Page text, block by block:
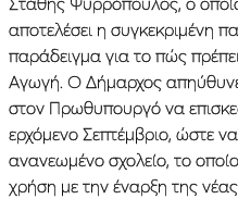
αποτελέσει η συγκεκριμένη
παράδειγμα για το πώς
Αγωγή. Ο Δήμαρχος
στον Πρωθυπουργό να
ερχόμενο Σεπτέμβριο, ώστε
ανανεωμένο σχολείο, το
χρήση με την έναρξη της